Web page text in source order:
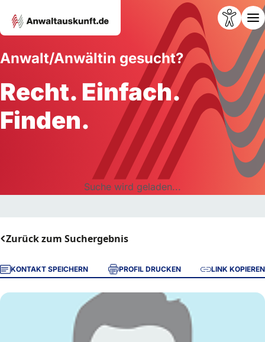
Anwalt/Anwältin gesucht?
Recht. Einfach.
Finden.
Suche wird geladen...
Zurück zum Suchergebnis
KONTAKT SPEICHERN PROFIL DRUCKEN LINK KOPIEREN